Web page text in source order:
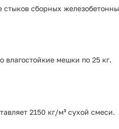
стыков сборных
влагостойкие мешки по 25 кг.
2150 кг/м³ сухой смеси.